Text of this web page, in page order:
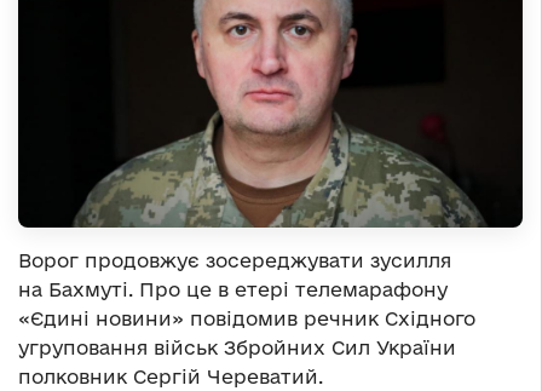
Ворог продовжує зосереджувати зусилля
на Бахмуті. Про це в етері телемарафону
«Єдині новини» повідомив речник Східного
угруповання військ Збройних Сил України
полковник Сергій Череватий.